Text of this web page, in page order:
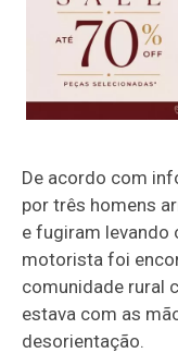
De acordo com
por três homens
e fugiram levando
motorista foi
comunidade rural
estava com as
desorientação.